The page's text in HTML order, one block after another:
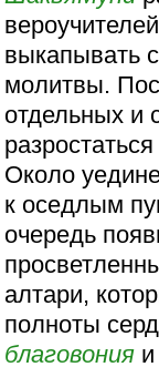
выкапывать
молитвы.
отдельных и
Около
к оседлым
очередь
алтари,
полноты
благовония